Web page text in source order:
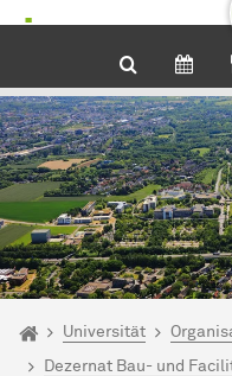
Unterseiten von
Zur Navigation für
Zur Navigation nach
Zum Fuß der Seite mit
Zur Startseite
Sie sind hier:
Startseite
Universität
Dezernat Bau- und